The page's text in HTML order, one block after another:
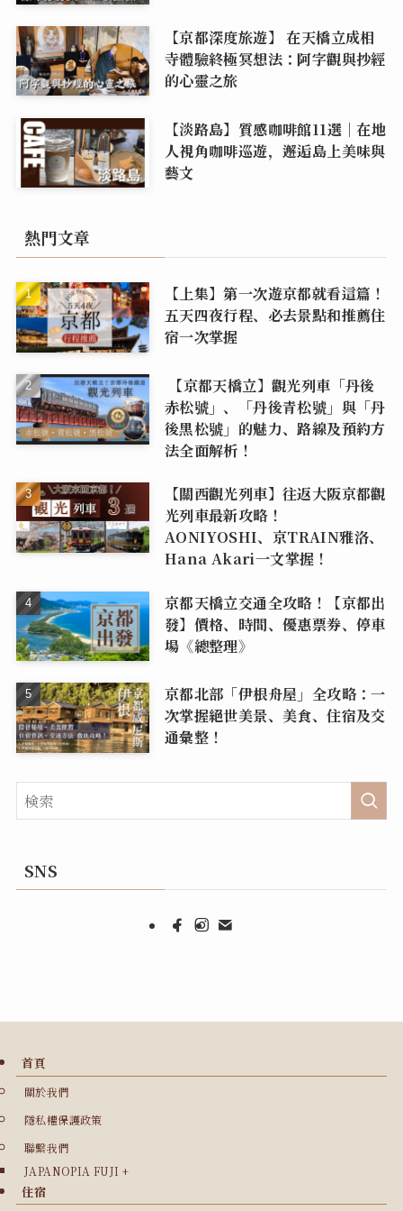
【京都深度旅遊】 在天橋立成相
寺體驗終極冥想法：阿字觀與抄經
的心靈之旅
【淡路島】質感咖啡館11選｜在地
人視角咖啡巡遊，邂逅島上美味與
藝文
熱門文章
【上集】第一次遊京都就看這篇！
五天四夜行程、必去景點和推薦住
宿一次掌握
【京都天橋立】觀光列車「丹後
赤松號」、「丹後青松號」與「丹
後黑松號」的魅力、路線及預約方
法全面解析！
【關西觀光列車】往返大阪京都觀
光列車最新攻略！
AONIYOSHI、京TRAIN雅洛、
Hana Akari一文掌握！
京都天橋立交通全攻略！【京都出
發】價格、時間、優惠票券、停車
場《總整理》
京都北部「伊根舟屋」全攻略：一
次掌握絕世美景、美食、住宿及交
通彙整！
SNS
首頁
關於我們
隱私權保護政策
聯繫我們
JAPANOPIA FUJI +
住宿